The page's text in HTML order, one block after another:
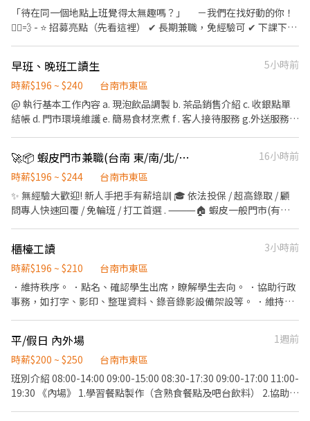
「待在同一個地點上班覺得太無趣嗎？」 －我們在找好動的你！
🏃‍♀️💨 - ⭐ 招募亮點（先看這裡） ✔ 長期兼職，免經驗可 ✔ 下課下班
秋獎金 - 📦 工作內容 1️⃣ 包裹上架、裝箱、理貨、搬運、盤點 ▸ 請先
自行評估身體是否能搬重 2️⃣ 工作性質為多門市跑點，不需久待門
市，『著重於上架速度與準確度』 3️⃣ 設備維護與基本門市環境清潔
4️⃣ 必須有機車駕照及自備機車，依門市需求配合支援距離 10 公里
班排班約2–6 小時 📌 實際排班依由 門市主管 排班 📌 須配合一周至
少給4天(至少1天為假日) -💰 薪資福利 早班時薪 $204 （基本時薪
享勞保（一定有） ✅ 健保自行決定是否加保 ✅ 任職滿半年享端午 /
中秋獎金 ✅ 薪資匯款（無法領現） - 📍 參考門市地點 ＃實際會依門
市需求配合距離 10 公里內的門市 台南生產 - 智取店｜台南市東區生
產路257號1樓 台南長東 - 智取店｜台南市東區東門路二段34號1樓 -
按下【立即應徵】投遞履歷，把握機會！ 🎈 其他區域、店型 職缺
詢問｜點擊連結加入官方賴 https://lin.ee/oF0vyAn (ID :
@270jwauh) ▸ 加入後請傳送貼圖才看到唷！
早班、晚班工讀生
5小時前
時薪$196 ~ $240
台南市東區
@ 執行基本工作內容 a. 現泡飲品調製 b. 茶品銷售介紹 c. 收銀點單
結帳 d. 門市環境維護 e. 簡易食材烹煮 f . 客人接待服務 g.外送服務
間： 早班、晚班 排班制，假日亦需配合排班 休假制度： 排休 工作
待遇： 時薪 196 至 220元 (固定或變動薪資因個人資歷或績效而異)
工作性質： 長期兼職 職務類別： 早班、晚班工讀 冷熱飲調製人員
、吧台人員 、門市人員 工作地點： 台南市 東區 裕農路623號
🚀📦 蝦皮門市兼職(台南 東/南/北/中西/安平/仁德)｜時薪最高$244
16小時前
時薪$196 ~ $244
台南市東區
✨ 無經驗大歡迎! 新人手把手有薪培訓 🎓 依法投保 / 超高錄取 / 顧
問專人快速回覆 / 免輪班 / 打工首選 . ⸻🏠 蝦皮一般門市(有人
區環境與清潔維護作業 🤝 協助執行門市營運維護與彈性調店支援 🕒
工作時間: ▸ 兼職: 早班 11:00-17:30 / 晚班 16:15-22:45 📌 排班說明:
平日一週給班 3-5 天, 假日配合主管排班 💰薪資: ▸ 早、晚班 $196 .
⸻ 🛵 蝦皮智取店 | 自主度高・享津貼加給(需自備機車+駕照) ✅
援 (早晚班 10 公里內, 夜班 16 公里內) 🕒工作時間: ▸ 早班:
07:00~08:30-13:30 (配合 2-5 小時依照貨量彈性排班) ▸ 晚班: 17:30-
2-4 小時依照貨量彈性排班) 📌 排班說明: 平日一週給班 3-5 天, 假日
配合主管排班 💰薪資 (含津貼加給): ▸ 早班 $204 ▸ 晚、夜班
$224-$244 ⸻ ✅工作地點: 東 / 南 / 北 / 中西 / 安平 / 仁德 💪 其
櫃檯工讀
3小時前
時薪$196 ~ $210
台南市東區
．維持秩序。 ．點名、確認學生出席，瞭解學生去向。 ．協助行政
事務，如打字、影印、整理資料、錄音錄影設備架設等。 ．維持教
平/假日 內外場
1週前
時薪$200 ~ $250
台南市東區
班別介紹 08:00-14:00 09:00-15:00 08:30-17:30 09:00-17:00 11:00-
19:30 《內場》 1.學習餐點製作（含熟食餐點及吧台飲料） 2.協助備